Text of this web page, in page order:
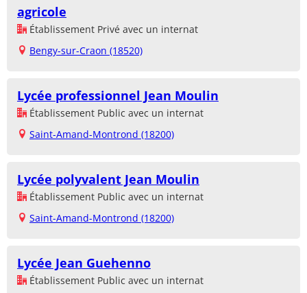
agricole
Établissement Privé avec un internat
Bengy-sur-Craon (18520)
Lycée professionnel Jean Moulin
Établissement Public avec un internat
Saint-Amand-Montrond (18200)
Lycée polyvalent Jean Moulin
Établissement Public avec un internat
Saint-Amand-Montrond (18200)
Lycée Jean Guehenno
Établissement Public avec un internat